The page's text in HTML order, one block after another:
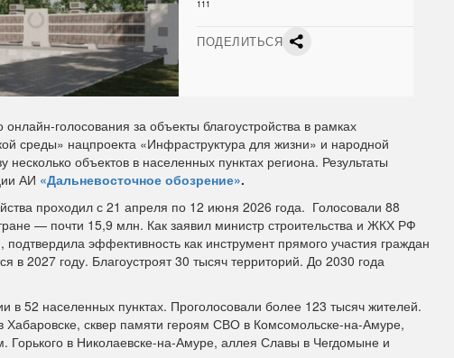
111
ПОДЕЛИТЬСЯ
голосования за объекты благоустройства в рамках
среды» нацпроекта «Инфраструктура для жизни» и народной
объектов в населенных пунктах региона. Результаты
АИ «Дальневосточное обозрение».
проходил с 21 апреля по 12 июня 2026 года. Голосовали 88
— почти 15,9 млн. Как заявил министр строительства и ЖКХ РФ
эффективность как инструмент прямого участия граждан
в 2027 году. Благоустроят 30 тысяч территорий. До 2030 года
в 52 населенных пунктах. Проголосовали более 123 тысяч жителей.
сквер памяти героям СВО в Комсомольске-на-Амуре,
Горького в Николаевске-на-Амуре, аллея Славы в Чегдомыне и